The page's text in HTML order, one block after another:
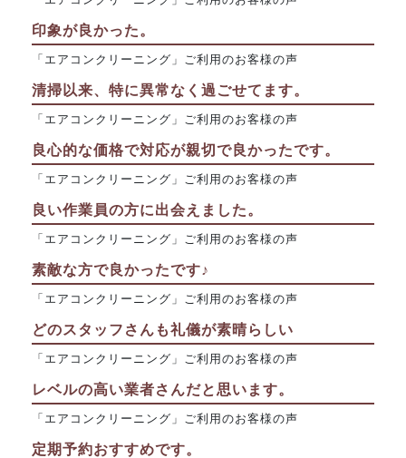
印象が良かった。
「エアコンクリーニング」ご利用のお客様の声
清掃以来、特に異常なく過ごせてます。
「エアコンクリーニング」ご利用のお客様の声
良心的な価格で対応が親切で良かったです。
「エアコンクリーニング」ご利用のお客様の声
良い作業員の方に出会えました。
「エアコンクリーニング」ご利用のお客様の声
素敵な方で良かったです♪
「エアコンクリーニング」ご利用のお客様の声
どのスタッフさんも礼儀が素晴らしい
「エアコンクリーニング」ご利用のお客様の声
レベルの高い業者さんだと思います。
「エアコンクリーニング」ご利用のお客様の声
定期予約おすすめです。